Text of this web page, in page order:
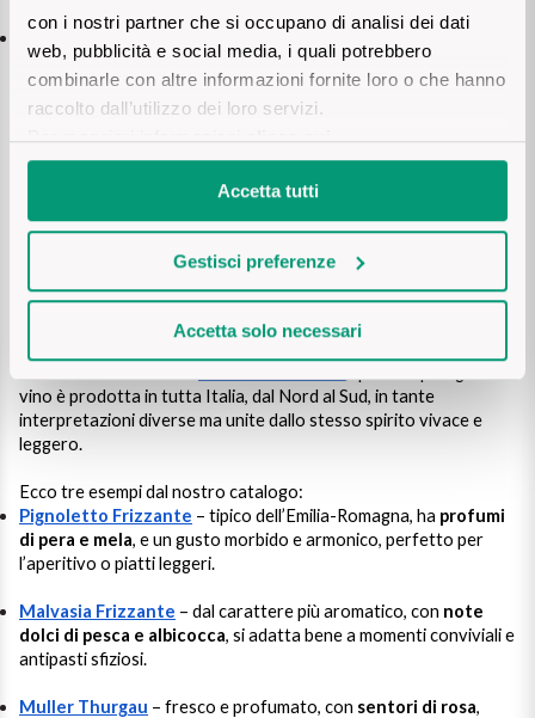
con i nostri partner che si occupano di analisi dei dati
web, pubblicità e social media, i quali potrebbero
combinarle con altre informazioni fornite loro o che hanno
raccolto dall’utilizzo dei loro servizi.
Per maggiori informazioniclicca qui.
Accetta tutti
Gestisci preferenze
Accetta solo necessari
– pulito e persistente, con richiami fruttati o floreali
che lasciano la bocca fresca
Naturalmente, all’interno di questa tipologia esistono molte
utilizzate, cambiano il profilo aromatico, l’intensità della bollicina
Quali sono i tipi di vino bianco frizzante?
vini bianchi frizzanti
è ampio e ricco di sfumature:
pur appartenendo alla stessa categoria, ogni vino si distingue
per caratteristiche proprie legate al vitigno e al territorio
vino è prodotta in tutta Italia, dal Nord al Sud, in tante
interpretazioni diverse ma unite dallo stesso spirito vivace e
leggero.
Ecco tre esempi dal nostro catalogo:
Pignoletto Frizzante – tipico dell’Emilia-Romagna, ha profumi
di pera e mela, e un gusto morbido e armonico, perfetto per
l’aperitivo o piatti leggeri.
Malvasia Frizzante – dal carattere più aromatico, con note
dolci di pesca e albicocca, si adatta bene a momenti conviviali e
antipasti sfiziosi.
Muller Thurgau – fresco e profumato, con sentori di rosa,